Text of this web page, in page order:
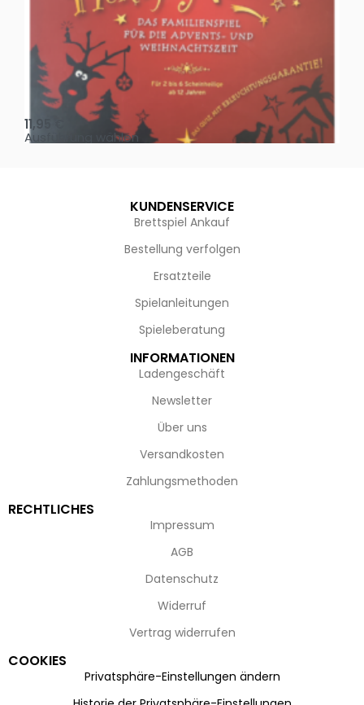
Oh, heilige Nacht!
11,95
Ausführung wählen
KUNDENSERVICE
Brettspiel Ankauf
Bestellung verfolgen
Ersatzteile
Spielanleitungen
Spieleberatung
INFORMATIONEN
Ladengeschäft
Newsletter
Über uns
Versandkosten
Zahlungsmethoden
RECHTLICHES
Impressum
AGB
Datenschutz
Widerruf
Vertrag widerrufen
COOKIES
Privatsphäre-Einstellungen ändern